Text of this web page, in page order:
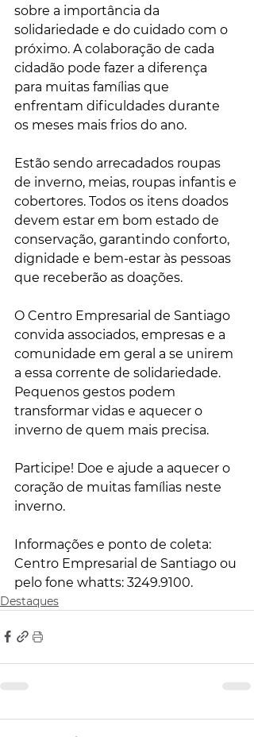
sobre a importância da
solidariedade e do cuidado com o
próximo. A colaboração de cada
cidadão pode fazer a diferença
para muitas famílias que
enfrentam dificuldades durante
os meses mais frios do ano.
Estão sendo arrecadados roupas
de inverno, meias, roupas infantis e
cobertores. Todos os itens doados
devem estar em bom estado de
conservação, garantindo conforto,
dignidade e bem-estar às pessoas
que receberão as doações.
O Centro Empresarial de Santiago
convida associados, empresas e a
comunidade em geral a se unirem
a essa corrente de solidariedade.
Pequenos gestos podem
transformar vidas e aquecer o
inverno de quem mais precisa.
Participe! Doe e ajude a aquecer o
coração de muitas famílias neste
inverno.
Informações e ponto de coleta:
Centro Empresarial de Santiago ou
pelo fone whatts: 3249.9100.
Destaques